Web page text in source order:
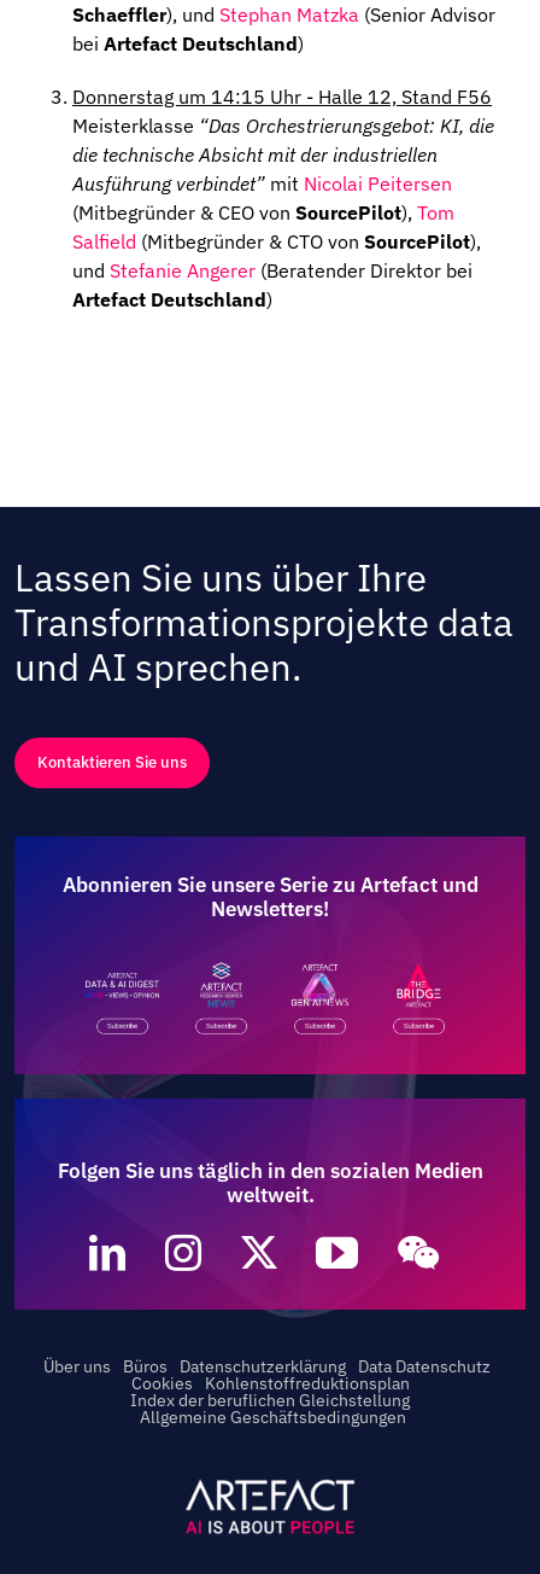
Schaeffler), und Stephan Matzka (Senior Advisor
bei Artefact Deutschland)
Donnerstag um 14:15 Uhr - Halle 12, Stand F56
Meisterklasse “Das Orchestrierungsgebot: KI, die
die technische Absicht mit der industriellen
Ausführung verbindet” mit Nicolai Peitersen
(Mitbegründer & CEO von SourcePilot), Tom
Salfield (Mitbegründer & CTO von SourcePilot),
und Stefanie Angerer (Beratender Direktor bei
Artefact Deutschland)
Lassen Sie uns über Ihre
Transformationsprojekte data
und AI sprechen.
Kontaktieren Sie uns
Abonnieren Sie unsere Serie zu Artefact und
Newsletters!
Folgen Sie uns täglich in den sozialen Medien
weltweit.
Über uns Büros Datenschutzerklärung Data Datenschutz
Cookies Kohlenstoffreduktionsplan
Index der beruflichen Gleichstellung
Allgemeine Geschäftsbedingungen